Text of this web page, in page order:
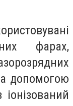
фарах,
допомогою